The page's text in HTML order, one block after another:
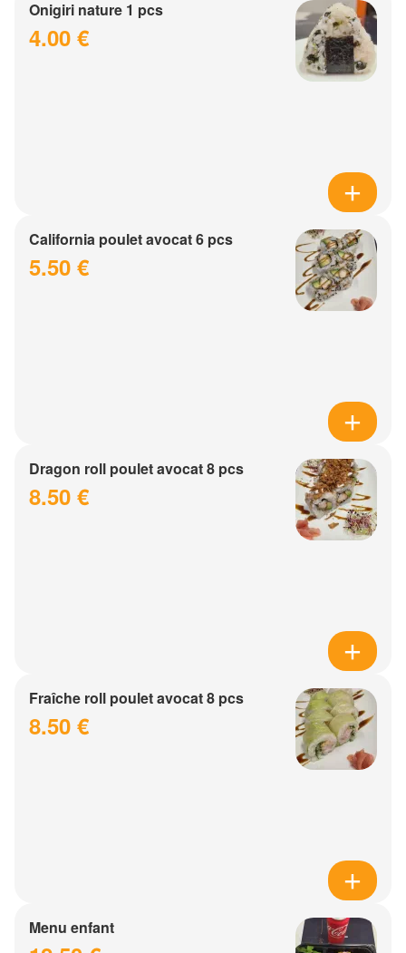
Onigiri nature 1 pcs
4.00 €
California poulet avocat 6 pcs
5.50 €
Dragon roll poulet avocat 8 pcs
8.50 €
Fraîche roll poulet avocat 8 pcs
8.50 €
Menu enfant